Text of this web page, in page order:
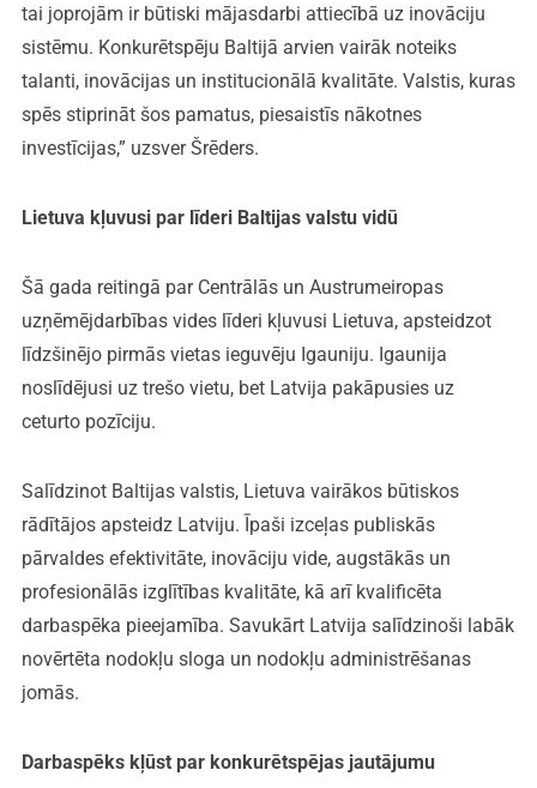
tai joprojām ir būtiski mājasdarbi attiecībā uz inovāciju
sistēmu. Konkurētspēju Baltijā arvien vairāk noteiks
talanti, inovācijas un institucionālā kvalitāte. Valstis, kuras
spēs stiprināt šos pamatus, piesaistīs nākotnes
investīcijas,” uzsver Šrēders.
Lietuva kļuvusi par līderi Baltijas valstu vidū
Šā gada reitingā par Centrālās un Austrumeiropas
uzņēmējdarbības vides līderi kļuvusi Lietuva, apsteidzot
līdzšinējo pirmās vietas ieguvēju Igauniju. Igaunija
noslīdējusi uz trešo vietu, bet Latvija pakāpusies uz
ceturto pozīciju.
Salīdzinot Baltijas valstis, Lietuva vairākos būtiskos
rādītājos apsteidz Latviju. Īpaši izceļas publiskās
pārvaldes efektivitāte, inovāciju vide, augstākās un
profesionālās izglītības kvalitāte, kā arī kvalificēta
darbaspēka pieejamība. Savukārt Latvija salīdzinoši labāk
novērtēta nodokļu sloga un nodokļu administrēšanas
jomās.
Darbaspēks kļūst par konkurētspējas jautājumu